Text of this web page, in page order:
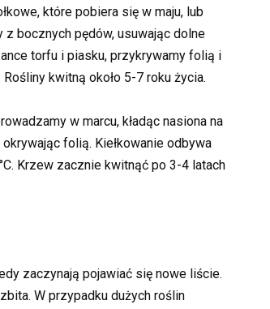
które pobiera się w maju, lub
z bocznych pędów, usuwając dolne
torfu i piasku, przykrywamy folią i
kwitną około 5-7 roku życia.
w marcu, kładąc nasiona na
folią. Kiełkowanie odbywa
Krzew zacznie kwitnąć po 3-4 latach
zaczynają pojawiać się nowe liście.
W przypadku dużych roślin